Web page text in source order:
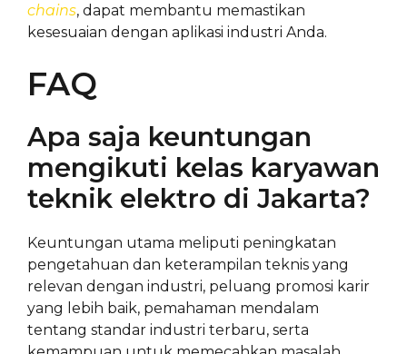
chains, dapat membantu memastikan
kesesuaian dengan aplikasi industri Anda.
FAQ
Apa saja keuntungan
mengikuti kelas karyawan
teknik elektro di Jakarta?
Keuntungan utama meliputi peningkatan
pengetahuan dan keterampilan teknis yang
relevan dengan industri, peluang promosi karir
yang lebih baik, pemahaman mendalam
tentang standar industri terbaru, serta